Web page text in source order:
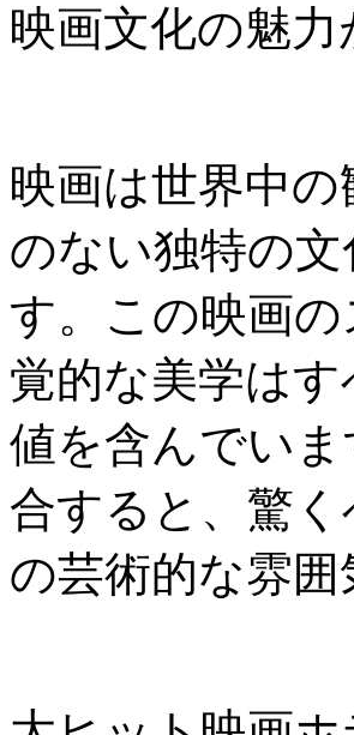
映画文化の魅力
映画は世界中
のない独特の
す。この映画
覚的な美学は
値を含んでい
合すると、驚
の芸術的な雰